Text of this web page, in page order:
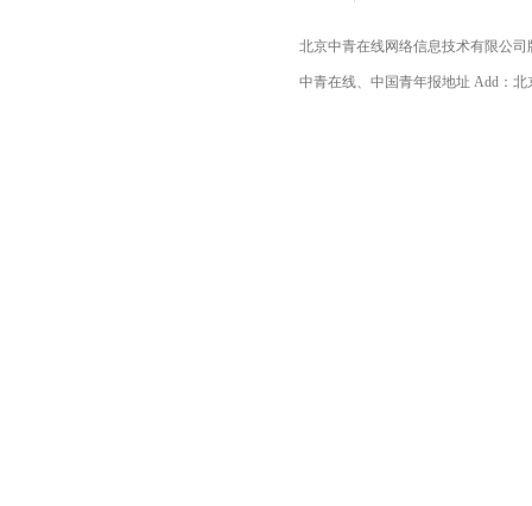
北京中青在线网络信息技术有限公
中青在线、中国青年报地址 Add：北